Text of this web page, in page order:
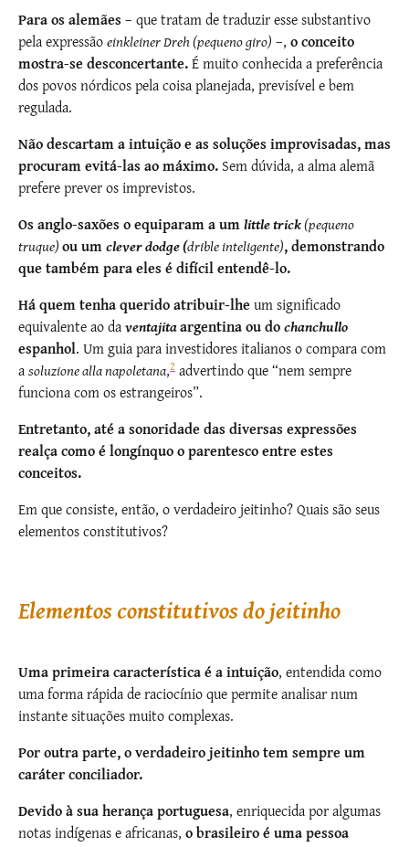
Para os alemães – que tratam de traduzir esse substantivo
pela expressãoeinkleiner Dreh (pequeno giro) –, o conceito
mostra-se desconcertante.É muito conhecida a preferência
dos povos nórdicos pela coisa planejada, previsível e bem
regulada.
Não descartam a intuição e as soluções improvisadas, mas
procuram evitá-las ao máximo. Sem dúvida, a alma alemã
prefere prever os imprevistos.
Os anglo-saxões o equiparam a umlittle trick(pequeno
truque)ou umclever dodge (drible inteligente), demonstrando
que também para eles é difícil entendê-lo.
Há quem tenha querido atribuir-lheum significado
equivalente ao daventajitaargentina ou dochanchullo
espanhol. Um guia para investidores italianos o compara com
asoluzione alla napoletana,2 advertindo que “nem sempre
funciona com os estrangeiros”.
Entretanto, até a sonoridade das diversas expressões
realça como é longínquo o parentesco entre estes
conceitos.
Em que consiste, então, o verdadeiro jeitinho? Quais são seus
elementos constitutivos?
Elementos constitutivos do jeitinho
Uma primeira característica é a intuição, entendida como
uma forma rápida de raciocínio que permite analisar num
instante situações muito complexas.
Por outra parte, o verdadeiro jeitinho tem sempre um
caráter conciliador.
Devido à sua herança portuguesa, enriquecida por algumas
notas indígenas e africanas, o brasileiro é uma pessoa